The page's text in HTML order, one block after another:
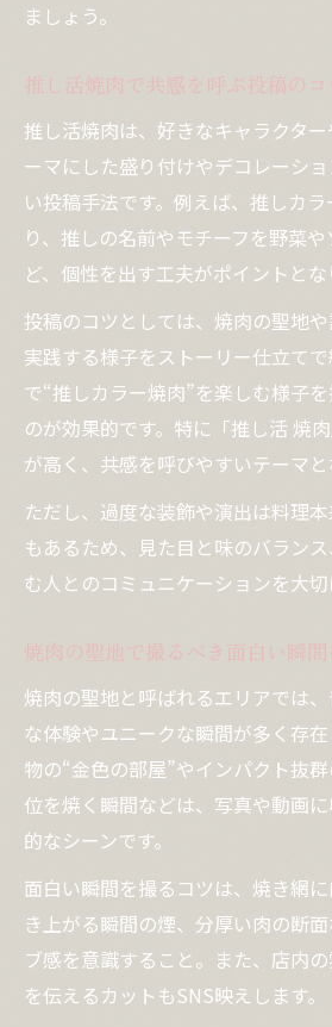
ましょう。
推し活焼肉で共感を呼ぶ投稿の
推し活焼肉は、好きなキャラクタ
ーマにした盛り付けやデコレーシ
い投稿手法です。例えば、推しカ
り、推しの名前やモチーフを野菜
ど、個性を出す工夫がポイントとな
投稿のコツとしては、焼肉の聖地
実践する様子をストーリー仕立て
で“推しカラー焼肉”を楽しむ様子
のが効果的です。特に「推し活 焼
が高く、共感を呼びやすいテーマと
ただし、過度な装飾や演出は料理
もあるため、見た目と味のバラン
む人とのコミュニケーションを大切
焼肉の聖地で撮るべき面白い瞬間
焼肉の聖地と呼ばれるエリアでは
な体験やユニークな瞬間が多く存
物の“金色の部屋”やインパクト抜
位を焼く瞬間などは、写真や動画
的なシーンです。
面白い瞬間を撮るコツは、焼き網
き上がる瞬間の煙、分厚い肉の断
ブ感を意識すること。また、店内
を伝えるカットもSNS映えします。